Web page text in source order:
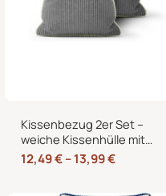
Kissenbezug 2er Set –
weiche Kissenhülle mit
Hotelverschluss,
zweifarbig, ohne Füllung
12,49€–13,99€